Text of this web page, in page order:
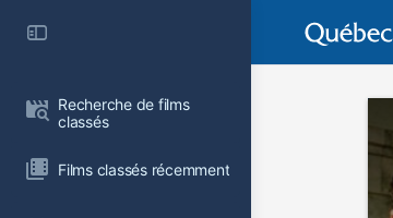
Recherche de films
classés
Films classés récemment